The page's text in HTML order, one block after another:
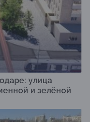
улица
и зелёной